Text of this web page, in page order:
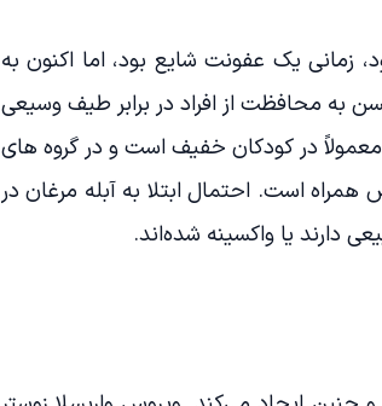
زمانی یک عفونت شایع بود، اما اکنون به
به محافظت از افراد در برابر طیف وسیعی
در کودکان خفیف است و در گروه های
همراه است. احتمال ابتلا به آبله مرغان در
دارند یا واکسینه شده‌اند.